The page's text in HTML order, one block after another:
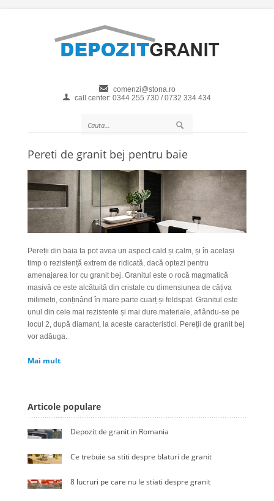
comenzi@stona.ro
call center: 0344 255 730 / 0732 334 434
Pereti de granit bej pentru baie
Pereții din baia ta pot avea un aspect cald și calm, și în același
timp o rezistență extrem de ridicată, dacă optezi pentru
amenajarea lor cu granit bej. Granitul este o rocă magmatică
masivă ce este alcătuită din cristale cu dimensiunea de câțiva
milimetri, conținând în mare parte cuarț și feldspat. Granitul este
unul din cele mai rezistente și mai dure materiale, aflându-se pe
locul 2, după diamant, la aceste caracteristici. Pereții de granit bej
vor adăuga.
Mai mult
Articole populare
Depozit de granit in Romania
Ce trebuie sa stiti despre blaturi de granit
8 lucruri pe care nu le stiati despre granit